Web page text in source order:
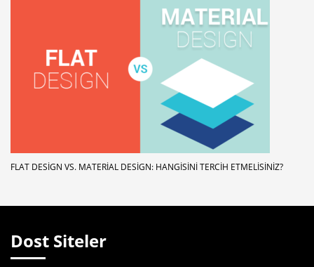
FLAT DESIGN VS. MATERIAL DESIGN: HANGISINI TERCIH ETMELISINIZ?
Dost Siteler